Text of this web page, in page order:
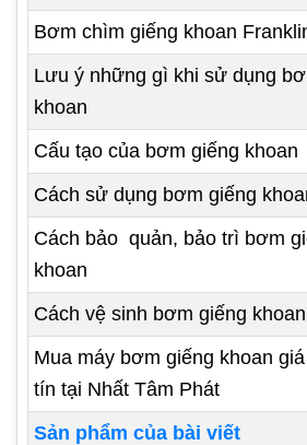
Bơm chìm giếng khoan
Lưu ý những gì khi sử dụng
khoan
Cấu tạo của bơm giếng khoan
Cách sử dụng bơm giếng
Cách bảo quản, bảo trì bơm
khoan
Cách vệ sinh bơm giếng khoan
Mua máy bơm giếng khoan
tín tại Nhất Tâm Phát
Sản phẩm của bài viết